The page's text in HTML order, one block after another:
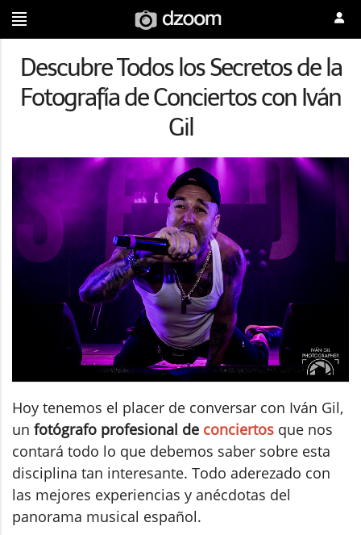
Descubre Todos los Secretos de la
Fotografía de Conciertos con Iván
Gil
Hoy tenemos el placer de conversar con Iván Gil,
un fotógrafo profesional de conciertos que nos
contará todo lo que debemos saber sobre esta
disciplina tan interesante. Todo aderezado con
las mejores experiencias y anécdotas del
panorama musical español.